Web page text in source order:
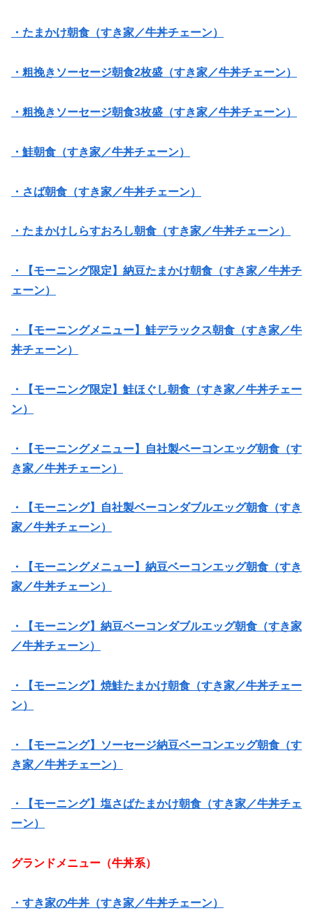
・たまかけ朝食（すき家／牛丼チェーン）
・粗挽きソーセージ朝食2枚盛（すき家／牛丼チェーン）
・粗挽きソーセージ朝食3枚盛（すき家／牛丼チェーン）
・鮭朝食（すき家／牛丼チェーン）
・さば朝食（すき家／牛丼チェーン）
・たまかけしらすおろし朝食（すき家／牛丼チェーン）
・【モーニング限定】納豆たまかけ朝食（すき家／牛丼チ
ェーン）
・【モーニングメニュー】鮭デラックス朝食（すき家／牛
丼チェーン）
・【モーニング限定】鮭ほぐし朝食（すき家／牛丼チェー
ン）
・【モーニングメニュー】自社製ベーコンエッグ朝食（す
き家／牛丼チェーン）
・【モーニング】自社製ベーコンダブルエッグ朝食（すき
家／牛丼チェーン）
・【モーニングメニュー】納豆ベーコンエッグ朝食（すき
家／牛丼チェーン）
・【モーニング】納豆ベーコンダブルエッグ朝食（すき家
／牛丼チェーン）
・【モーニング】焼鮭たまかけ朝食（すき家／牛丼チェー
ン）
・【モーニング】ソーセージ納豆ベーコンエッグ朝食（す
き家／牛丼チェーン）
・【モーニング】塩さばたまかけ朝食（すき家／牛丼チェ
ーン）
グランドメニュー（牛丼系）
・すき家の牛丼（すき家／牛丼チェーン）